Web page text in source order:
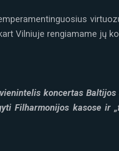
Vilniuje rengiamame jų
koncertasBaltijos
Filharmonijos kasose ir